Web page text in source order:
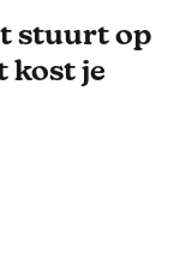
stuurt op
kost je